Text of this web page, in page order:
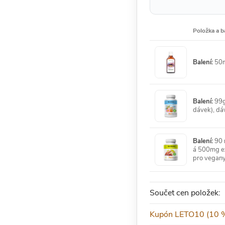
Položka a
Balení:
Balení:
dávek),
Balení:90
á 500mg
pro
Součet cen položek:
Kupón LETO10 (10